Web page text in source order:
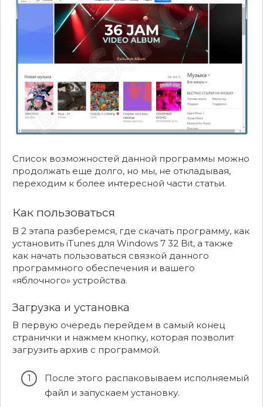
Список возможностей данной программы можно
продолжать еще долго, но мы, не откладывая,
переходим к более интересной части статьи.
Как пользоваться
В 2 этапа разберемся, где скачать программу, как
установить iTunes для Windows 7 32 Bit, а также
как начать пользоваться связкой данного
программного обеспечения и вашего
«яблочного» устройства.
Загрузка и установка
В первую очередь перейдем в самый конец
странички и нажмем кнопку, которая позволит
загрузить архив с программой.
После этого распаковываем исполняемый
файл и запускаем установку.